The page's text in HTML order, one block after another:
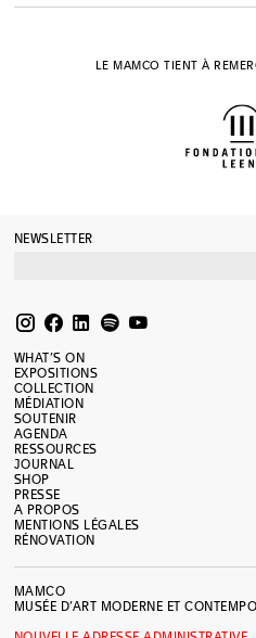
LE MAMCO TIENT À
NEWSLETTER
WHAT’S ON
EXPOSITIONS
COLLECTION
MÉDIATION
SOUTENIR
AGENDA
RESSOURCES
JOURNAL
SHOP
PRESSE
A PROPOS
MENTIONS LÉGALES
RÉNOVATION
MAMCO
MUSÉE D’ART MODERNE ET